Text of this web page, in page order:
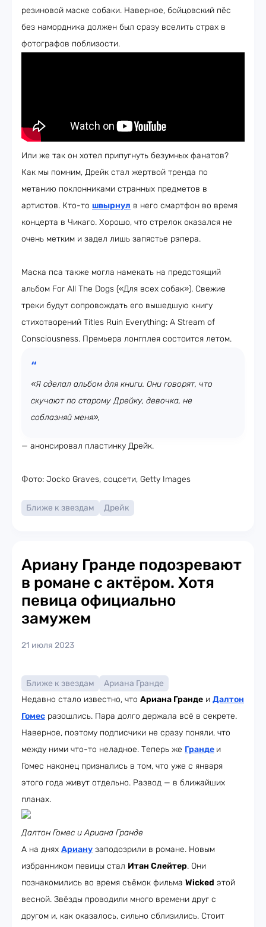
резиновой маске собаки. Наверное, бойцовский пёс
без намордника должен был сразу вселить страх в
фотографов поблизости.
Или же так он хотел припугнуть безумных фанатов?
Как мы помним, Дрейк стал жертвой тренда по
метанию поклонниками странных предметов в
артистов. Кто-то швырнул в него смартфон во время
концерта в Чикаго. Хорошо, что стрелок оказался не
очень метким и задел лишь запястье рэпера.
Маска пса также могла намекать на предстоящий
альбом For All The Dogs («Для всех собак»). Свежие
треки будут сопровождать его вышедшую книгу
стихотворений Titles Ruin Everything: A Stream of
Consciousness. Премьера лонгплея состоится летом.
«Я сделал альбом для книги. Они говорят, что
скучают по старому Дрейку, девочка, не
соблазняй меня»,
— анонсировал пластинку Дрейк.
Фото: Jocko Graves, соцсети, Getty Images
Ближе к звездам Дрейк
Ариану Гранде подозревают
в романе с актёром. Хотя
певица официально
замужем
21 июля 2023
Ближе к звездам
Ариана Гранде
Недавно стало известно, что Ариана Гранде и Далтон
Гомес разошлись. Пара долго держала всё в секрете.
Наверное, поэтому подписчики не сразу поняли, что
между ними что-то неладное. Теперь же Гранде и
Гомес наконец признались в том, что уже с января
этого года живут отдельно. Развод — в ближайших
планах.
Далтон Гомес и Ариана Гранде
А на днях Ариану заподозрили в романе. Новым
избранником певицы стал Итан Слейтер. Они
познакомились во время съёмок фильма Wicked этой
весной. Звёзды проводили много времени друг с
другом и, как оказалось, сильно сблизились. Стоит